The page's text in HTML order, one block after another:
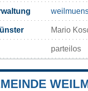
Mario
parteilos